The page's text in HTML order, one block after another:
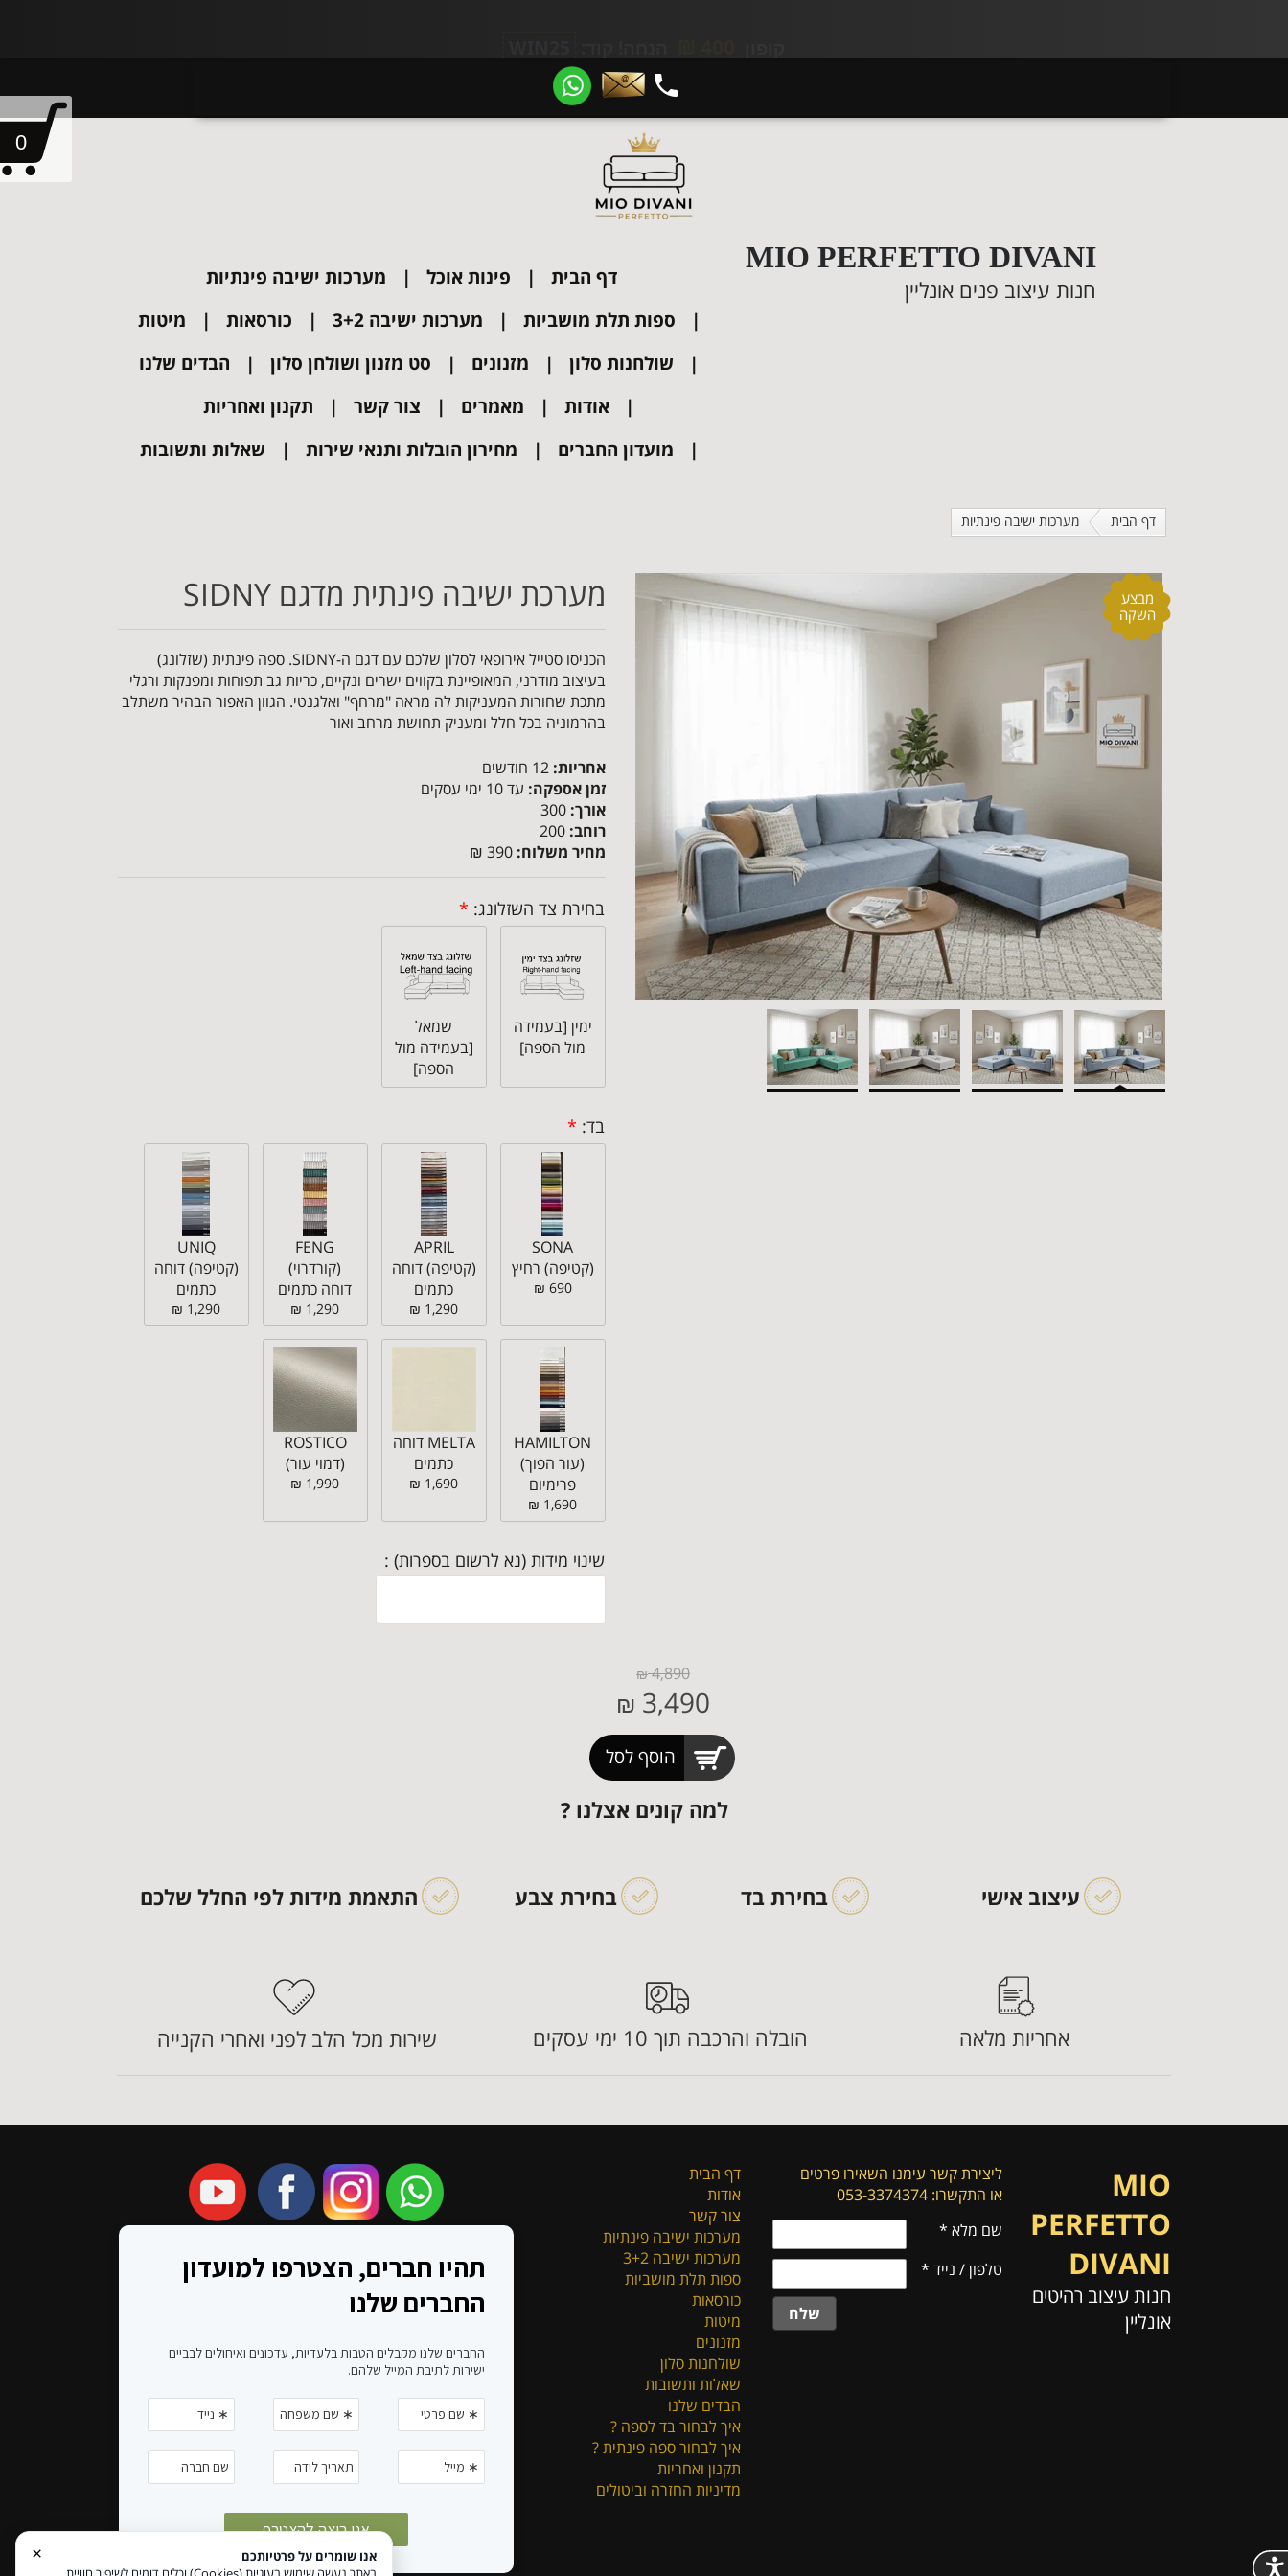
​​​​​​​
MIO PERFETTO DIVANI
חנות עיצוב פנים אונליין דף הבית פינות אוכל
מערכות ישיבה פינתיות
ספות תלת מושביות
מערכות ישיבה 3+2 כורסאות
מיטות
שולחנות סלון
מזנונים סט מזנון ושולחן סלון
הבדים שלנו
אודות
מאמרים צור קשר
תקנון ואחריות
מועדון החברים
מחירון הובלות ותנאי שירות שאלות ותשובות
דף הבית מערכות ישיבה פינתיות
מבצע
השקה
מערכת ישיבה פינתית מדגם SIDNY
הכניסו סטייל אירופאי לסלון שלכם עם דגם ה-SIDNY. ספה פינתית (שזלונג)
בעיצוב מודרני, המאופיינת בקווים ישרים ונקיים, כריות גב תפוחות ומפנקות ורגלי
מתכת שחורות המעניקות לה מראה "מרחף" ואלגנטי. הגוון האפור הבהיר משתלב
בהרמוניה בכל חלל ומעניק תחושת מרחב ואור
אחריות: 12 חודשים
זמן אספקה: עד 10 ימי עסקים
אורך: 300
רוחב: 200
מחיר משלוח: 390 ₪
בחירת צד השזלונג: *
ימין [בעמידה
מול הספה]
שמאל
[בעמידה מול
הספה]
בד: *
SONA
(קטיפה) רחיץ
690 ₪
APRIL
(קטיפה) דוחה
כתמים
1,290 ₪
FENG
(קורדרוי)
דוחה כתמים
1,290 ₪
UNIQ
(קטיפה) דוחה
כתמים
1,290 ₪
HAMILTON
(עור הפוך)
פרימיום
1,690 ₪
MELTA דוחה
כתמים
1,690 ₪
ROSTICO
(דמוי עור)
1,990 ₪
שינוי מידות (נא לרשום בספרות) :
4,890
₪
3,490
₪
הוסף לסל
למה קונים אצלנו ?
עיצוב אישי בחירת בד בחירת צבע התאמת מידות לפי החלל שלכם
אחריות מלאה הובלה והרכבה תוך 10 ימי עסקים שירות מכל הלב לפני ואחרי הקנייה
MIO
PERFETTO
DIVANI
חנות עיצוב רהיטים
אונליין
ליצירת קשר עימנו השאירו פרטים
או התקשרו: 053-3374374
שם מלא*
טלפון / נייד*
שלח
דף הבית
אודות
צור קשר
מערכות ישיבה פינתיות
מערכות ישיבה 3+2
ספות תלת מושביות
כורסאות
מיטות
מזנונים
שולחנות סלון
שאלות ותשובות
הבדים שלנו
איך לבחור בד לספה ?
איך לבחור ספה פינתית ?
תקנון ואחריות
מדיניות החזרה וביטולים
0
×
אנו שומרים על פרטיותכם